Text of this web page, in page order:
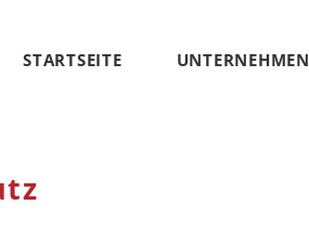
STARTSEITE UNTERNEHMEN